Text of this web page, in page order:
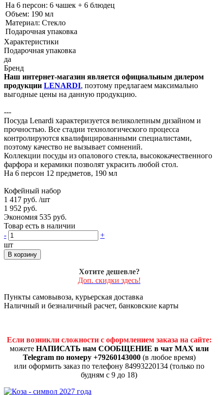
На 6 персон: 6 чашек + 6 блюдец
Объем: 190 мл
Материал: Стекло
Подарочная упаковка
Характеристики
Подарочная упаковка
да
Бренд
Наш интернет-магазин является официальным дилером
продукции LENARDI, поэтому предлагаем максимально
выгодные цены на данную продукцию.
---
Посуда Lenardi характеризуется великолепным дизайном и
прочностью. Все стадии технологического процесса
контролируются квалифицированными специалистами,
поэтому качество не вызывает сомнений.
Коллекции посуды из опалового стекла, высококачественного
фарфора и керамики позволят украсить любой стол.
На 6 персон 12 предметов, 190 мл
Кофейный набор
1 417 руб. /шт
1 952 руб.
Экономия 535 руб.
Товар есть в наличии
-
+
шт
В корзину
Хотите дешевле?
Доп. скидки здесь!
Пункты самовывоза, курьерская доставка
Наличный и безналичный расчет, банковские карты
Если возникли сложности с оформлением заказа на сайте:
можете НАПИСАТЬ нам СООБЩЕНИЕ в чат MAX или
Telegram по номеру +79260143000(в любое время)
или оформить заказ по телефону 84993220134 (только по
будням с 9 до 18)